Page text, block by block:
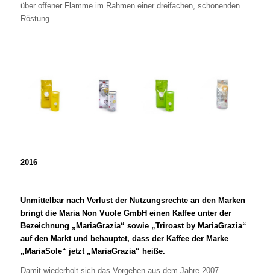
über offener Flamme im Rahmen einer dreifachen, schonenden
Röstung.
2016
Unmittelbar nach Verlust der Nutzungsrechte an den Marken
bringt die Maria Non Vuole GmbH einen Kaffee unter der
Bezeichnung „MariaGrazia“ sowie „Triroast by MariaGrazia“
auf den Markt und behauptet, dass der Kaffee der Marke
„MariaSole“ jetzt „MariaGrazia“ heiße.
Damit wiederholt sich das Vorgehen aus dem Jahre 2007.